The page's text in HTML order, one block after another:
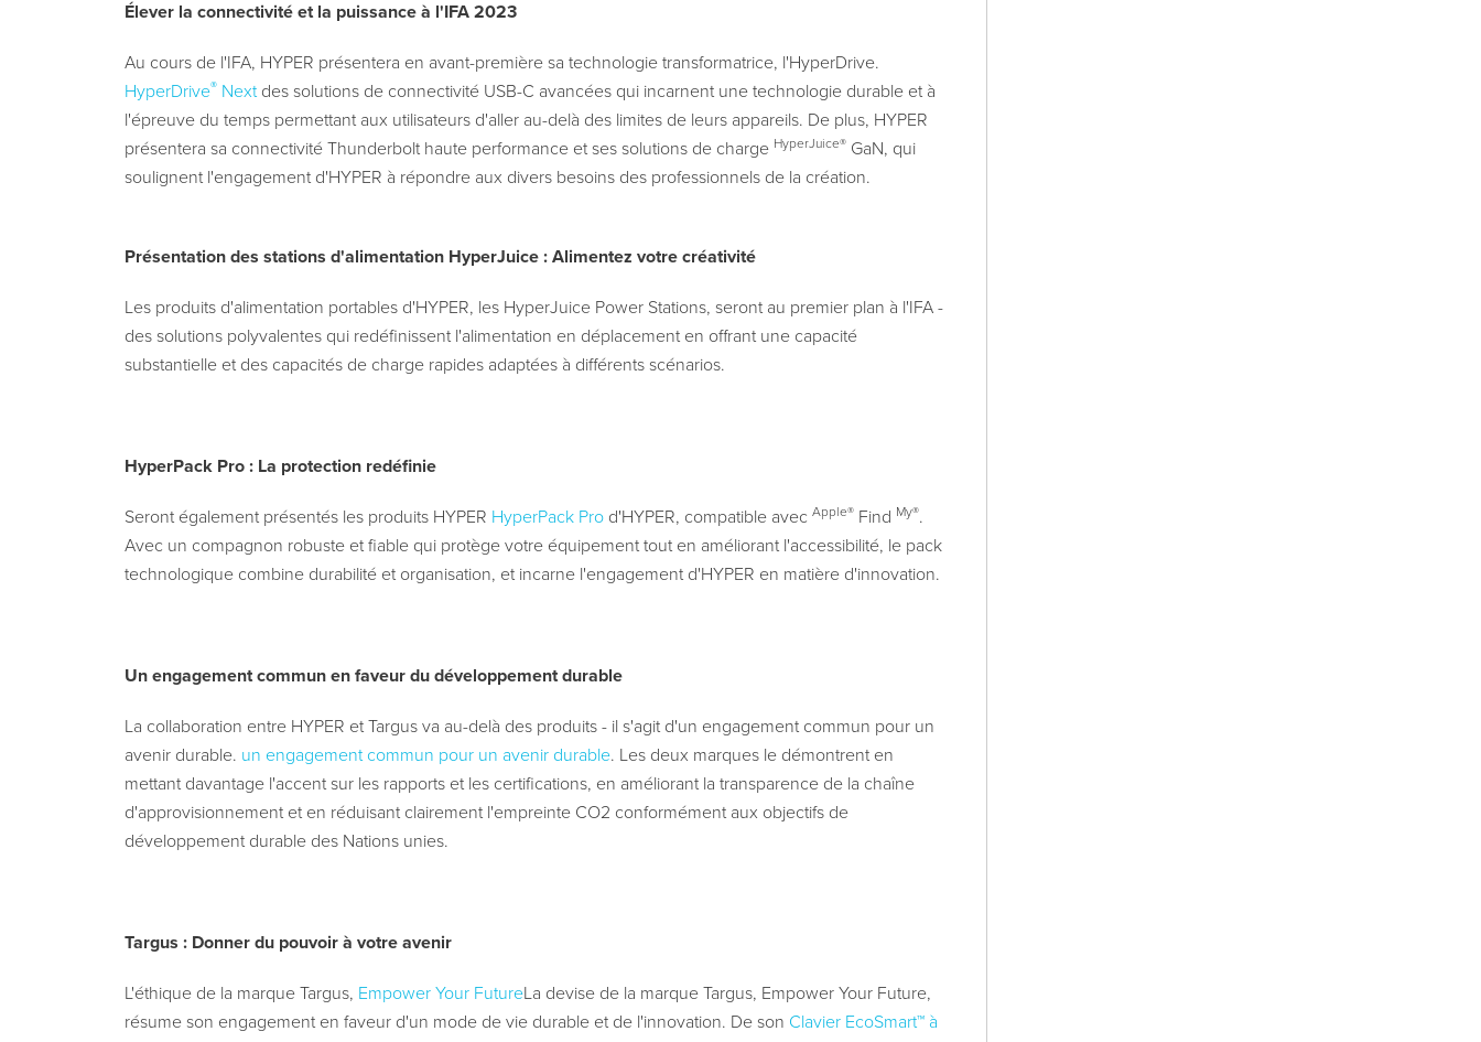
Élever la connectivité et la puissance à l'IFA 2023
Au cours de l'IFA, HYPER présentera en avant-première sa technologie transformatrice, l'HyperDrive.
HyperDrive®Nextdes solutions de connectivité USB-C avancées qui incarnent une technologie durable et à
l'épreuve du temps permettant aux utilisateurs d'aller au-delà des limites de leurs appareils. De plus, HYPER
présentera sa connectivité Thunderbolt haute performance et ses solutions de charge HyperJuice®GaN, qui
soulignent l'engagement d'HYPER à répondre aux divers besoins des professionnels de la création.
Présentation des stations d'alimentation HyperJuice : Alimentez votre créativité
Les produits d'alimentation portables d'HYPER, les HyperJuice Power Stations, seront au premier plan à l'IFA -
des solutions polyvalentes qui redéfinissent l'alimentation en déplacement en offrant une capacité
substantielle et des capacités de charge rapides adaptées à différents scénarios.
HyperPack Pro : La protection redéfinie
Seront également présentés les produits HYPER HyperPack Prod'HYPER, compatible avec Apple®Find My®.
Avec un compagnon robuste et fiable qui protège votre équipement tout en améliorant l'accessibilité, le pack
technologique combine durabilité et organisation, et incarne l'engagement d'HYPER en matière d'innovation.
Un engagement commun en faveur du développement durable
La collaboration entre HYPER et Targus va au-delà des produits - il s'agit d'un engagement commun pour un
avenir durable. un engagement commun pour un avenir durable. Les deux marques le démontrent en
mettant davantage l'accent sur les rapports et les certifications, en améliorant la transparence de la chaîne
d'approvisionnement et en réduisant clairement l'empreinte CO2 conformément aux objectifs de
développement durable des Nations unies.
Targus : Donner du pouvoir à votre avenir
L'éthique de la marque Targus, Empower Your FutureLa devise de la marque Targus, Empower Your Future,
résume son engagement en faveur d'un mode de vie durable et de l'innovation. De son Clavier EcoSmart™ à